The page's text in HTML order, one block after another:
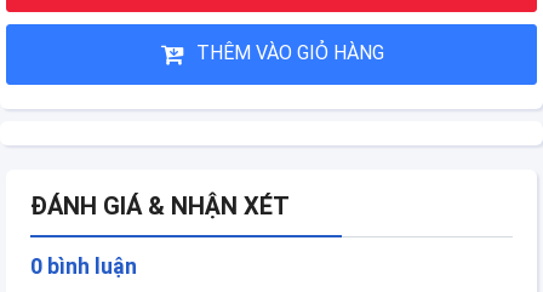
THÊM VÀO GIỎ HÀNG
ĐÁNH GIÁ & NHẬN XÉT
0 bình luận